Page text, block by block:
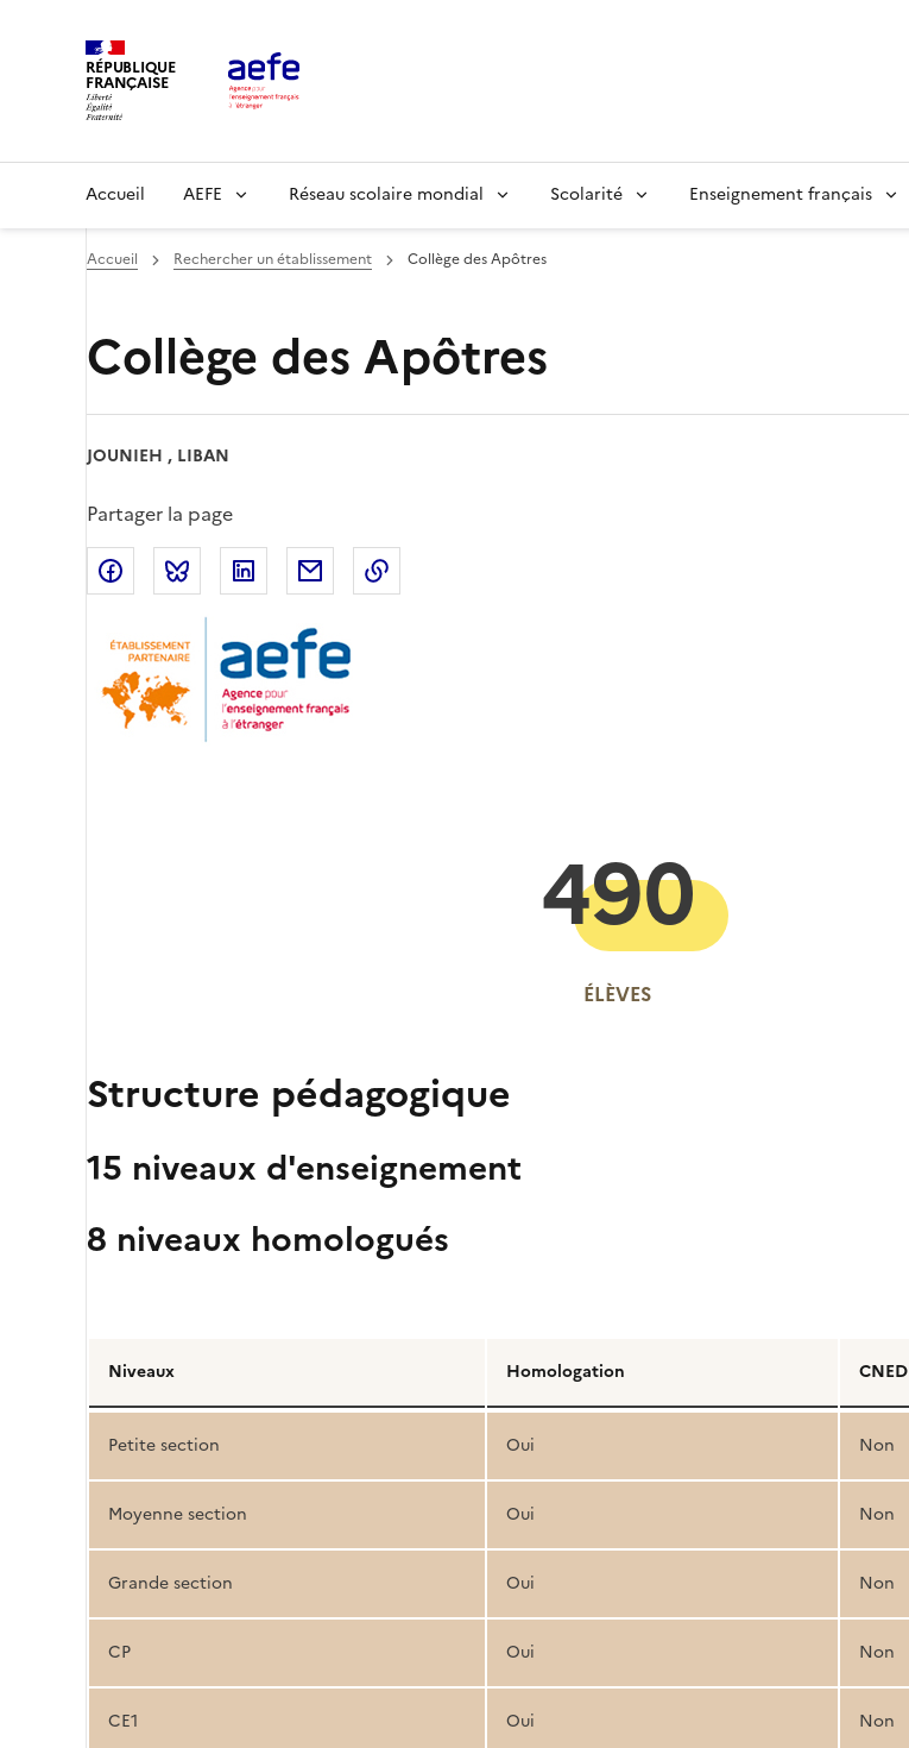
RÉPUBLIQUE
FRANÇAISE
Main
navigation
Accueil AEFE Réseau scolaire mondial Scolarité Enseignement français
Accueil Rechercher un établissement Collège des Apôtres
Collège des Apôtres
JOUNIEH , LIBAN
Partager la page
Partager sur Facebook
Partager sur Bluesky
Partager sur LinkedIn
Partager par email
ÉLÈVES
490
Structure pédagogique
15 niveaux d'enseignement
8 niveaux homologués
de
la
structure
pédagogique
Niveaux Homologation CNED
Petite section Oui Non
Moyenne section Oui Non
Grande section Oui Non
CP Oui Non
CE1 Oui Non